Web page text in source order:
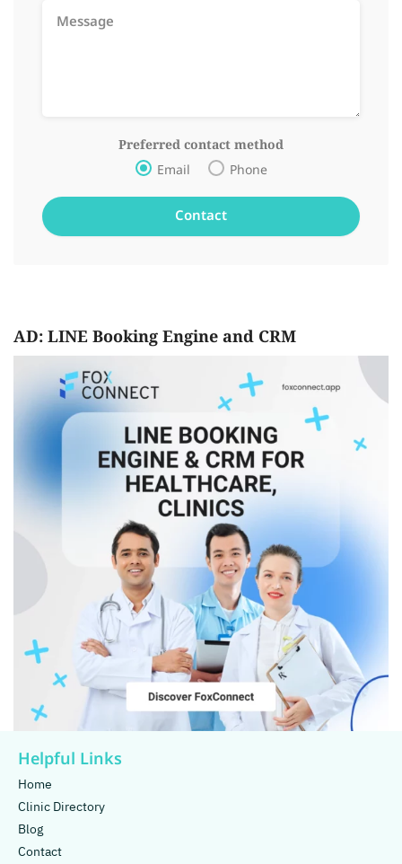
Preferred contact method
Email Phone
AD: LINE Booking Engine and CRM
Helpful Links
Home
Clinic Directory
Blog
Contact